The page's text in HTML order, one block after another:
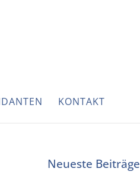
KONTAKT
Neueste Beiträge